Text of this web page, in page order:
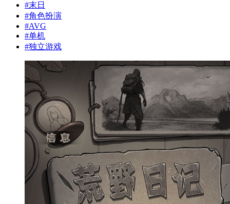
#末日
#角色扮演
#AVG
#单机
#独立游戏